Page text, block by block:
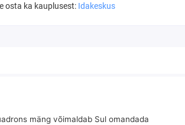
osta ka kauplusest: Idakeskus
mäng võimaldab Sul omandada